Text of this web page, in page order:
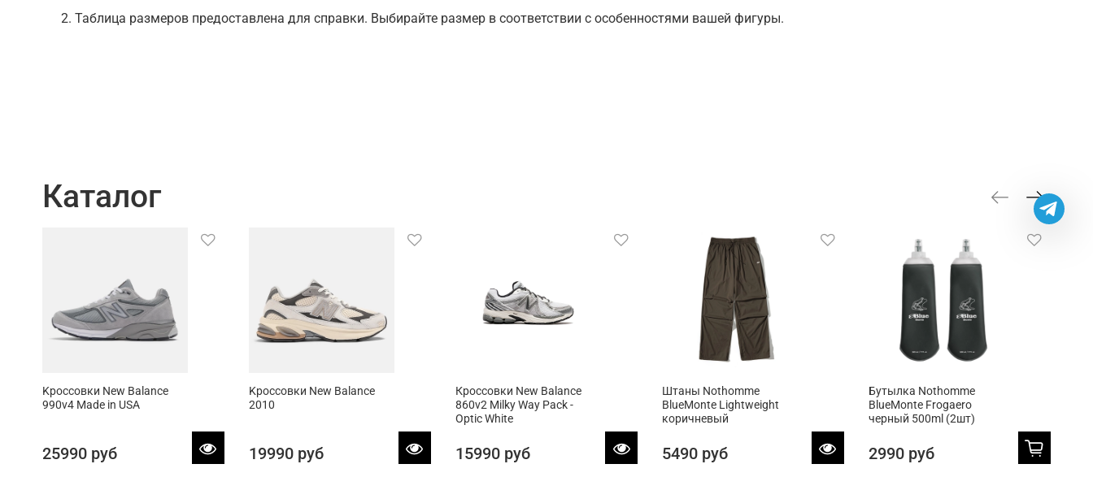
Таблица размеров предоставлена для справки. Выбирайте размер в соответствии с особенностями вашей фигуры.
Каталог
Kроссовки New Balance
990v4 Made in USA
25990 руб
Kроссовки New Balance
2010
19990 руб
Кроссовки New Balance
860v2 Milky Way Pack -
Optic White
15990 руб
Штаны Nothomme
BlueMonte Lightweight
коричневый
5490 руб
Бутылка Nothomme
BlueMonte Frogaero
черный 500ml (2шт)
2990 руб